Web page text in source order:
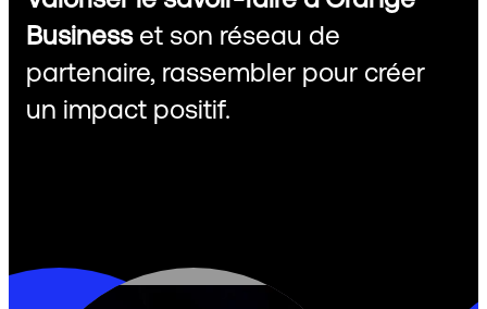
Contact
Businesset son réseau de
partenaire, rassembler pour créer
un impact positif.